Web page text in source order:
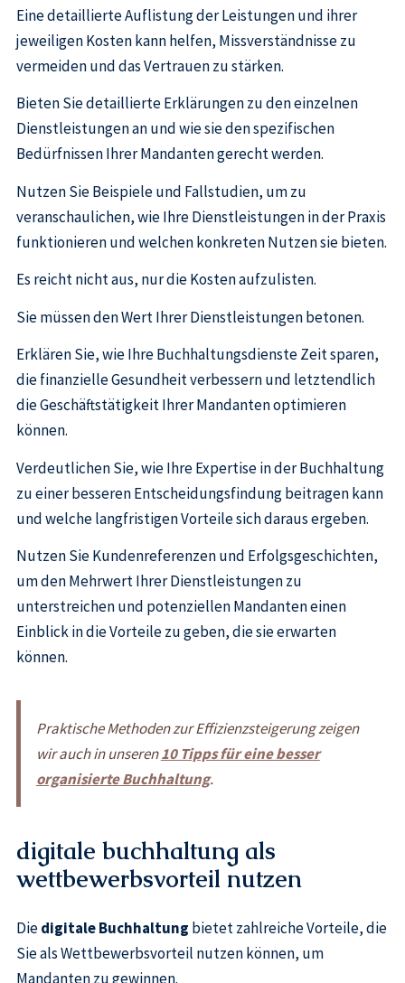
Eine detaillierte Auflistung der Leistungen und ihrer
jeweiligen Kosten kann helfen, Missverständnisse zu
vermeiden und das Vertrauen zu stärken.
Bieten Sie detaillierte Erklärungen zu den einzelnen
Dienstleistungen an und wie sie den spezifischen
Bedürfnissen Ihrer Mandanten gerecht werden.
Nutzen Sie Beispiele und Fallstudien, um zu
veranschaulichen, wie Ihre Dienstleistungen in der Praxis
funktionieren und welchen konkreten Nutzen sie bieten.
Es reicht nicht aus, nur die Kosten aufzulisten.
Sie müssen den Wert Ihrer Dienstleistungen betonen.
Erklären Sie, wie Ihre Buchhaltungsdienste Zeit sparen,
die finanzielle Gesundheit verbessern und letztendlich
die Geschäftstätigkeit Ihrer Mandanten optimieren
können.
Verdeutlichen Sie, wie Ihre Expertise in der Buchhaltung
zu einer besseren Entscheidungsfindung beitragen kann
und welche langfristigen Vorteile sich daraus ergeben.
Nutzen Sie Kundenreferenzen und Erfolgsgeschichten,
um den Mehrwert Ihrer Dienstleistungen zu
unterstreichen und potenziellen Mandanten einen
Einblick in die Vorteile zu geben, die sie erwarten
können.
Praktische Methoden zur Effizienzsteigerung zeigen
wir auch in unseren10 Tipps für eine besser
organisierte Buchhaltung.
digitale buchhaltung als
wettbewerbsvorteil nutzen
Diedigitale Buchhaltung bietet zahlreiche Vorteile, die
Sie als Wettbewerbsvorteil nutzen können, um
Mandanten zu gewinnen.